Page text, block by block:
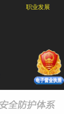
职业发展